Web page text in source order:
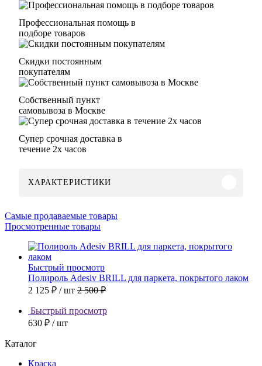
Профессиональная помощь в
подборе товаров
Скидки постоянным
покупателям
Собственный пункт
самовывоза в Москве
Супер срочная доставка в
течение 2х часов
ХАРАКТЕРИСТИКИ
Самые продаваемые товары
Просмотренные товары
Быстрый просмотр
Полироль Adesiv BRILL для паркета, покрытого лаком
2 125 ₽ / шт 2 500 ₽
Быстрый просмотр
630 ₽ / шт
Каталог
Краска